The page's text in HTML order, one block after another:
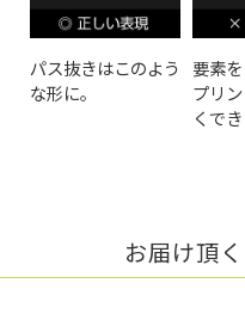
パス抜きはこのよう
な形に。
要素
プリ
くでき
お届け頂